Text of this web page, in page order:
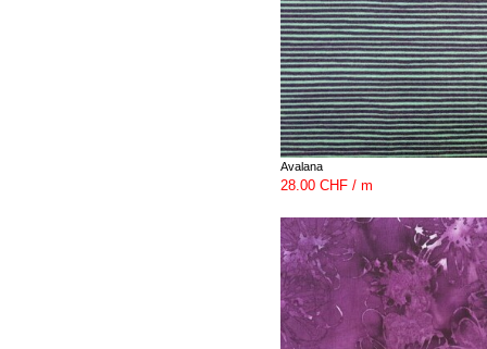
Avalana
28.00 CHF / m